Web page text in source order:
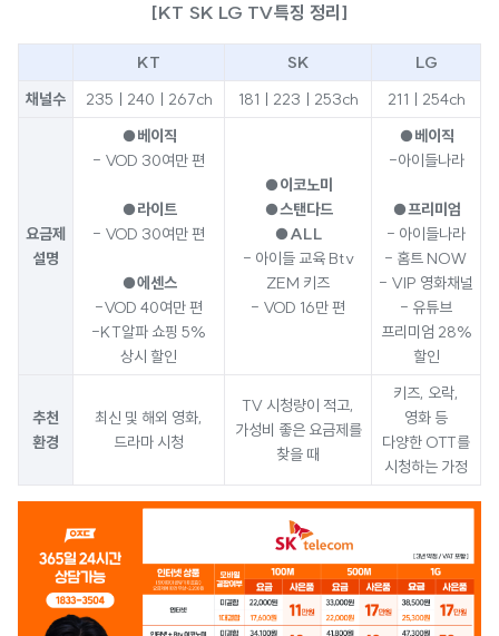
[KT SK LG TV특징 정리]
KT SK
LG
채널수
235ㅣ240ㅣ267ch 181ㅣ223ㅣ253ch 211ㅣ254ch
요금제
설명
●베이직
- VOD 30여만 편
●라이트
- VOD 30여만 편
●에센스
-VOD 40여만 편
-KT알파 쇼핑 5%
상시 할인
●이코노미
●스탠다드
●ALL
- 아이들 교육 Btv
ZEM 키즈
- VOD 16만 편
●베이직
-아이들나라
●프리미엄
- 아이들나라
- 홈트 NOW
- VIP 영화채널
- 유튜브
프리미엄 28%
할인
추천
환경
최신 및 해외 영화,
드라마 시청
TV 시청량이 적고,
가성비 좋은 요금제를
찾을 때
키즈, 오락,
영화 등
다양한 OTT를
시청하는 가정